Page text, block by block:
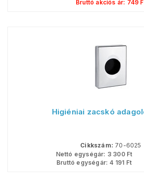
Bruttó akciós ár: 749
Higiéniai zacskó
Cikkszám: 70-6025
Nettó egységár: 3 300Ft
Bruttó egységár: 4 191 Ft